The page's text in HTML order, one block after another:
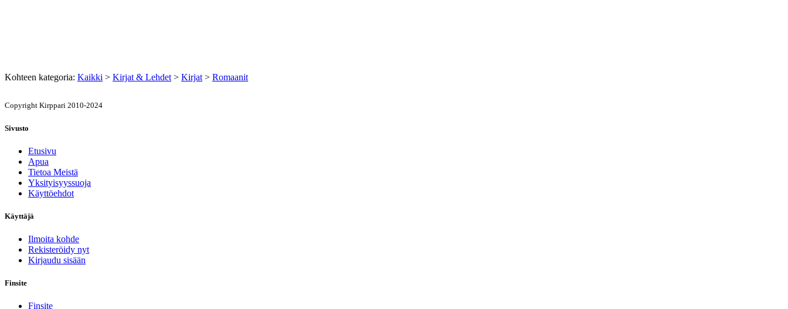
Kohteen kategoria: Kaikki > Kirjat & Lehdet > Kirjat > Romaanit
Copyright Kirppari 2010-2024
Sivusto
Etusivu
Apua
Tietoa Meistä
Yksityisyyssuoja
Käyttöehdot
Käyttäjä
Ilmoita kohde
Rekisteröidy nyt
Kirjaudu sisään
Finsite
Finsite